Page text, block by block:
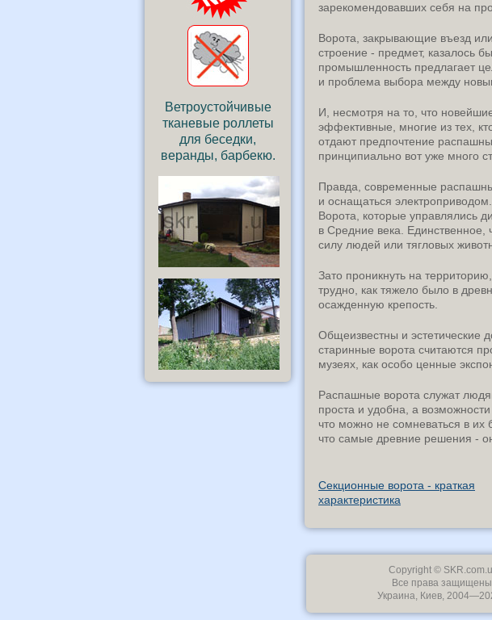
Ветроустойчивые
тканевые роллеты
для беседки,
веранды, барбекю.
зарекомендовавших себя на
Ворота, закрывающие въезд
строение - предмет, казалось
промышленность предлагает
и проблема выбора между
И, несмотря на то, что
эффективные, многие из тех,
отдают предпочтение
принципиально вот уже много
Правда, современные
и оснащаться
Ворота, которые управлялись
в Средние века. Единственное,
силу людей или тягловых
Зато проникнуть на
трудно, как тяжело было в
осажденную крепость.
Общеизвестны и эстетические
старинные ворота считаются
музеях, как особо ценные
Распашные ворота служат
проста и удобна, а
что можно не сомневаться в их
что самые древние решения -
Секционные ворота - краткая
характеристика
Copyright ©
Все права
Украина, Киев,